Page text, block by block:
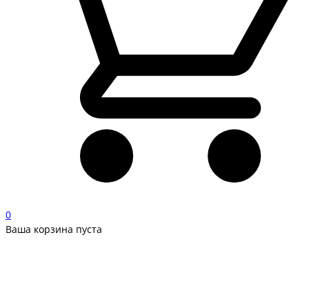
0
Ваша корзина пуста